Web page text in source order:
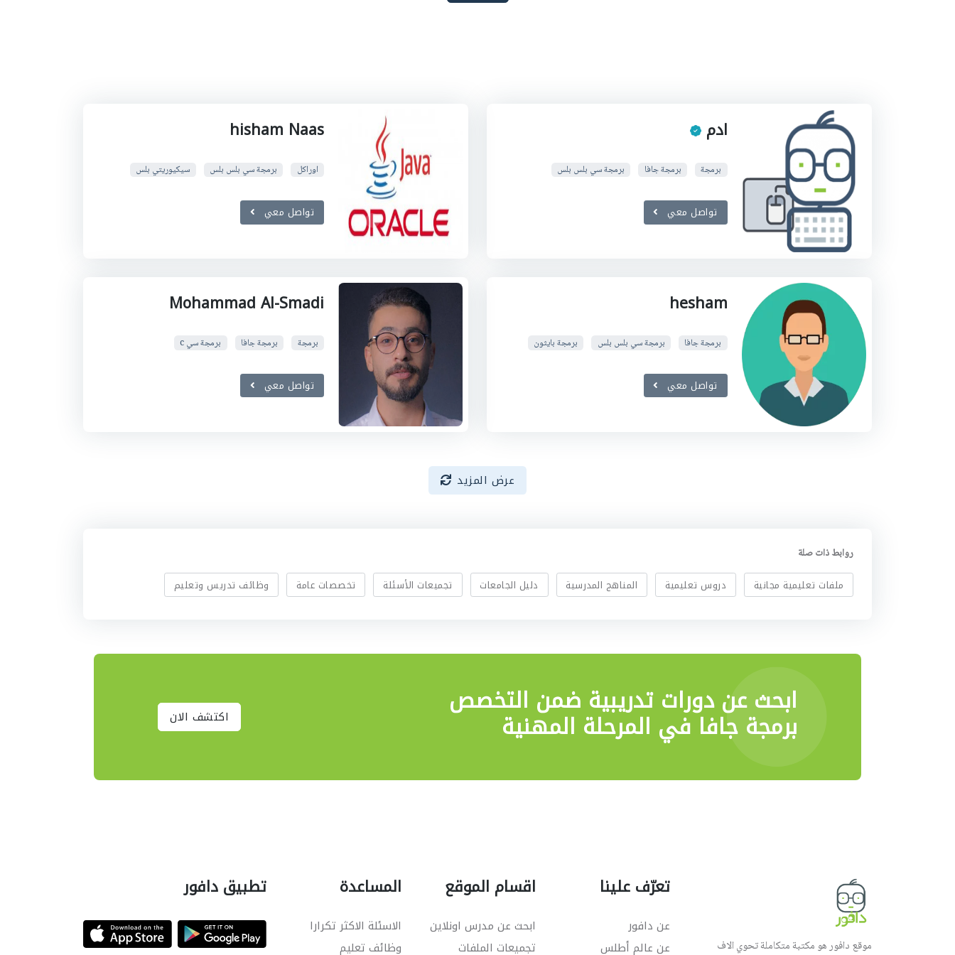
ادم
برمجة برمجة جافا برمجة سي بلس بلس
تواصل معي
hisham Naas
اوراكل برمجة سي بلس بلس سيكيوريتي بلس
تواصل معي
hesham
برمجة جافا برمجة سي بلس بلس برمجة بايثون
تواصل معي
Mohammad Al-Smadi
برمجة برمجة جافا برمجة سي c
تواصل معي
عرض المزيد
روابط ذات صلة
ملفات تعليمية مجانية دروس تعليمية المناهج المدرسية دليل الجامعات تجميعات الأسئلة تخصصات عامة وظائف تدريس وتعليم
ابحث عن دورات تدريبية ضمن التخصص
برمجة جافا في المرحلة المهنية اكتشف الان
موقع دافور هو مكتبة متكاملة تحوي الاف
تعرّف علينا
عن دافور
عن عالم أطلس
اقسام الموقع
ابحث عن مدرس اونلاين
تجميعات الملفات
المساعدة
الاسئلة الاكثر تكرارا
وظائف تعليم
تطبيق دافور